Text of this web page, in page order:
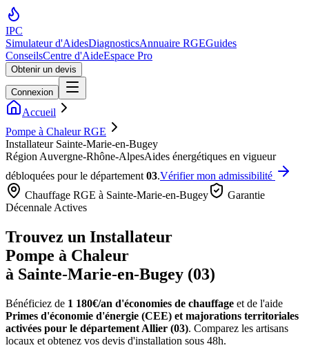
IPC
Simulateur d'AidesDiagnosticsAnnuaire RGEGuides
ConseilsCentre d'AideEspace Pro
Obtenir un devis
Connexion
Accueil
Pompe à Chaleur RGE
Installateur Sainte-Marie-en-Bugey
Région Auvergne-Rhône-AlpesAides énergétiques en vigueur
débloquées pour le département 03.Vérifier mon admissibilité
Chauffage RGE à Sainte-Marie-en-Bugey
Garantie
Décennale Actives
Trouvez un Installateur
Pompe à Chaleur
à Sainte-Marie-en-Bugey (03)
Bénéficiez de 1 180€/an d'économies de chauffage et de l'aide
Primes d'économie d'énergie (CEE) et majorations territoriales
activées pour le département Allier (03). Comparez les artisans
locaux et obtenez vos devis d'installation sous 48h.